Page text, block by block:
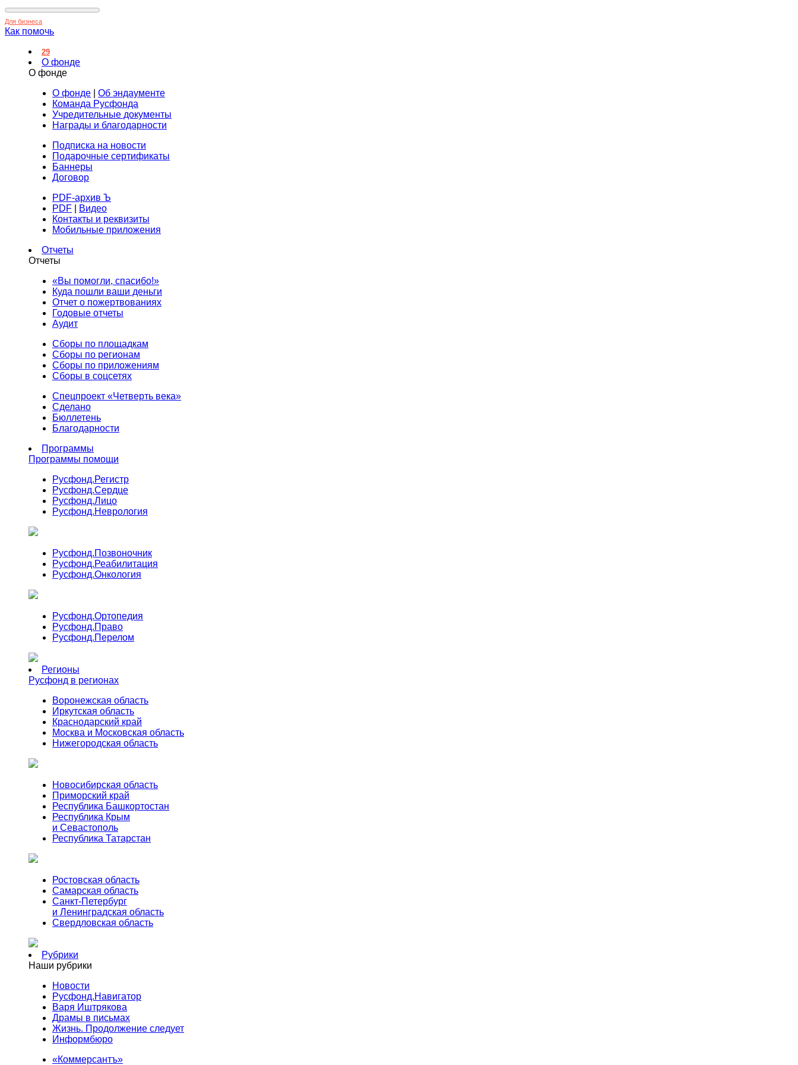
Для бизнеса
Как помочь
29
О фонде
О фонде
О фонде
Об эндаументе
Команда Русфонда
Учредительные документы
Награды и благодарности
Подписка на новости
Подарочные сертификаты
Баннеры
Договор
PDF-архив Ъ
PDF
Видео
Контакты и реквизиты
Мобильные приложения
Отчеты
Отчеты
«Вы помогли, спасибо!»
Куда пошли ваши деньги
Отчет о пожертвованиях
Годовые отчеты
Аудит
Сборы по площадкам
Сборы по регионам
Сборы по приложениям
Сборы в соцсетях
Спецпроект «Четверть века»
Сделано
Бюллетень
Благодарности
Программы
Программы помощи
Русфонд.Регистр
Русфонд.Сердце
Русфонд.Лицо
Русфонд.Неврология
Русфонд.Позвоночник
Русфонд.Реабилитация
Русфонд.Онкология
Русфонд.Ортопедия
Русфонд.Право
Русфонд.Перелом
Регионы
Русфонд в регионах
Воронежская область
Иркутская область
Краснодарский край
Москва и Московская область
Нижегородская область
Новосибирская область
Приморский край
Республика Башкортостан
Республика Крым
и Севастополь
Республика Татарстан
Ростовская область
Самарская область
Санкт-Петербург
и Ленинградская область
Свердловская область
Рубрики
Наши рубрики
Новости
Русфонд.Навигатор
Варя Иштрякова
Драмы в письмах
Жизнь. Продолжение следует
Информбюро
«Коммерсантъ»